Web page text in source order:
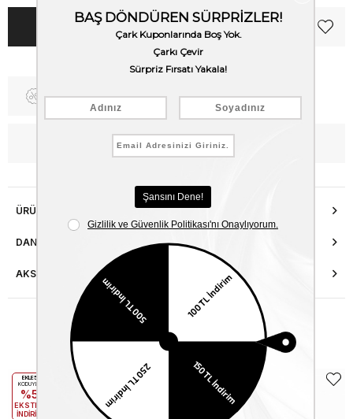
Fiyat Düşünce Haber Ver
WhatsApp’tan Bilgi Al
ÜRÜN ÖZELLIKLERI
DANIŞMA HATTI
AKSESUAR ONARIMI
Benzer Ürünler
EKLE5
KODUYLA
%5
EKSTRA
İNDİRİM
EKLE5
KODUYLA